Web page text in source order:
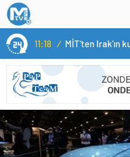
11:18 /